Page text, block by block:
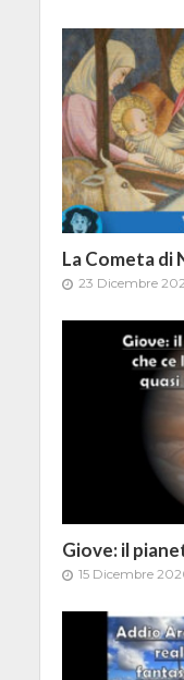
La Cometa di
23 Dicembre
Giove: il
15 Dicembre